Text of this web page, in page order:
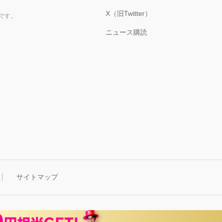
。 X（旧Twitter）
ニュース購読
サイトマップ